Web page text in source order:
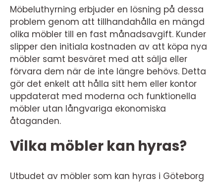
Möbeluthyrning erbjuder en lösning på dessa
problem genom att tillhandahålla en mängd
olika möbler till en fast månadsavgift. Kunder
slipper den initiala kostnaden av att köpa nya
möbler samt besväret med att sälja eller
förvara dem när de inte längre behövs. Detta
gör det enkelt att hålla sitt hem eller kontor
uppdaterat med moderna och funktionella
möbler utan långvariga ekonomiska
åtaganden.
Vilka möbler kan hyras?
Utbudet av möbler som kan hyras i Göteborg